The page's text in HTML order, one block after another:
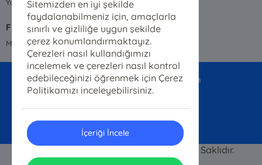
Yazarlarımız ve Çizerlerimiz
FİYAT LİSTESİ
Mirket Yayınları Fiyat Listesi
mirketyayinlari@gmail.com
© 2023 MİRKET YAYINLARI Tüm Hakları Saklıdır.
Sitemizden en iyi şekilde
faydalanabilmeniz için, amaçlarla
sınırlı ve gizliliğe uygun şekilde
çerez konumlandırmaktayız.
Çerezleri nasıl kullandığımızı
incelemek ve çerezleri nasıl kontrol
edebileceğinizi öğrenmek için Çerez
Politikamızı inceleyebilirsiniz.
İçeriği İncele